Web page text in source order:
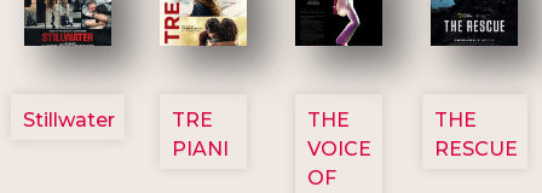
3123
Stillwater
3129
TRE
PIANI
3135
THE
VOICE
OF
3148
THE
RESCUE